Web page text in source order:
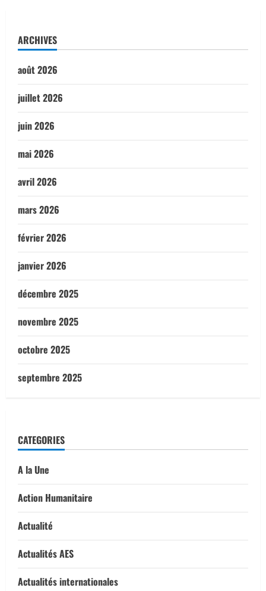
ARCHIVES
août 2026
juillet 2026
juin 2026
mai 2026
avril 2026
mars 2026
février 2026
janvier 2026
décembre 2025
novembre 2025
octobre 2025
septembre 2025
CATEGORIES
A la Une
Action Humanitaire
Actualité
Actualités AES
Actualités internationales